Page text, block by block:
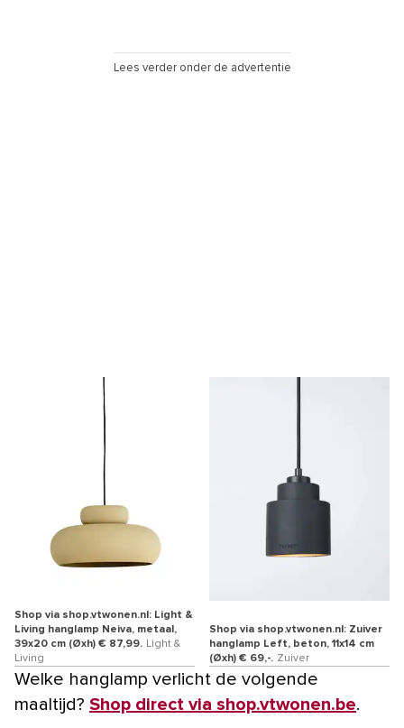
Lees verder onder de advertentie
Shop via shop.vtwonen.nl: Light &
Living hanglamp Neiva, metaal,
39x20 cm (Øxh) € 87,99. Light &
Living
Shop via shop.vtwonen.nl: Zuiver
hanglamp Left, beton, 11x14 cm
(Øxh) € 69,-. Zuiver
Welke hanglamp verlicht de volgende
maaltijd? Shop direct via shop.vtwonen.be.